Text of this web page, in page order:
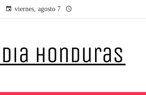
viernes, agosto 7